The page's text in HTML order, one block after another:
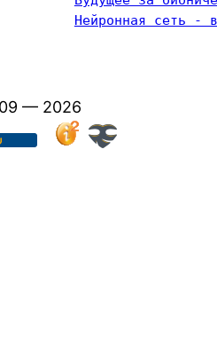
Нейронная сеть -
— 2026